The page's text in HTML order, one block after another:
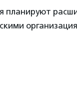
планируют